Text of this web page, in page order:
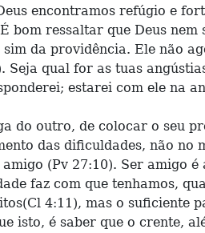
encontramos refúgio e
ressaltar que Deus
da providência. Ele não
qual for as tuas
estarei com ele na
do outro, de colocar o seu
das dificuldades, não
(Pv 27:10). Ser amigo
faz com que tenhamos,
4:11), mas o suficiente
isto, é saber que o crente,